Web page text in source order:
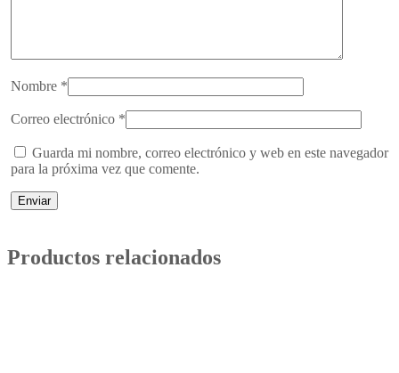
Nombre *
Correo electrónico *
Guarda mi nombre, correo electrónico y web en este navegador
para la próxima vez que comente.
Productos relacionados